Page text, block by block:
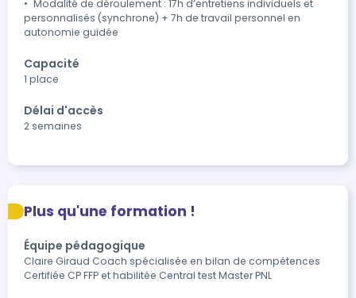
•	Modalité de déroulement : 17h d’entretiens individuels et
personnalisés (synchrone) + 7h de travail personnel en
Capacité
1 place
Délai d'accès
2 semaines
Plus qu'une formation !
Équipe pédagogique
Claire Giraud Coach spécialisée en bilan de compétences
Certifiée CP FFP et habilitée Central test Master PNL